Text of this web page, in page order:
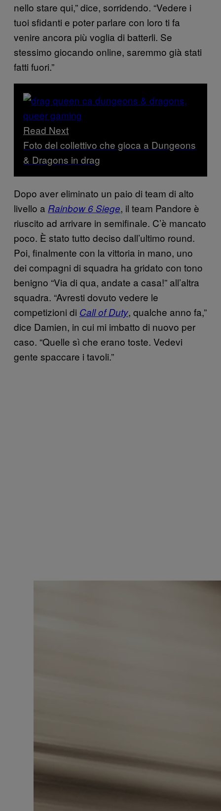
nello stare qui,” dice, sorridendo. “Vedere i
tuoi sfidanti e poter parlare con loro ti fa
venire ancora più voglia di batterli. Se
stessimo giocando online, saremmo già stati
fatti fuori.”
Read Next
Foto del collettivo che gioca a Dungeons
& Dragons in drag
Dopo aver eliminato un paio di team di alto
livello a Rainbow 6 Siege, il team Pandore è
riuscito ad arrivare in semifinale. C’è mancato
poco. È stato tutto deciso dall’ultimo round.
Poi, finalmente con la vittoria in mano, uno
dei compagni di squadra ha gridato con tono
benigno “Via di qua, andate a casa!” all’altra
squadra. “Avresti dovuto vedere le
competizioni di Call of Duty, qualche anno fa,”
dice Damien, in cui mi imbatto di nuovo per
caso. “Quelle sì che erano toste. Vedevi
gente spaccare i tavoli.”